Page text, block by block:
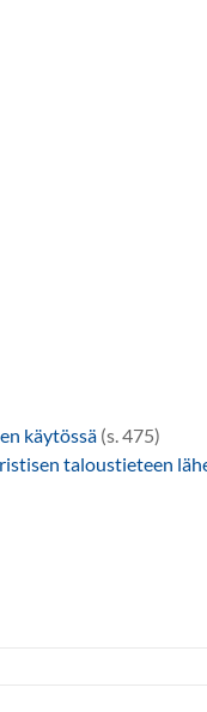
käytössä (s. 475)
taloustieteen